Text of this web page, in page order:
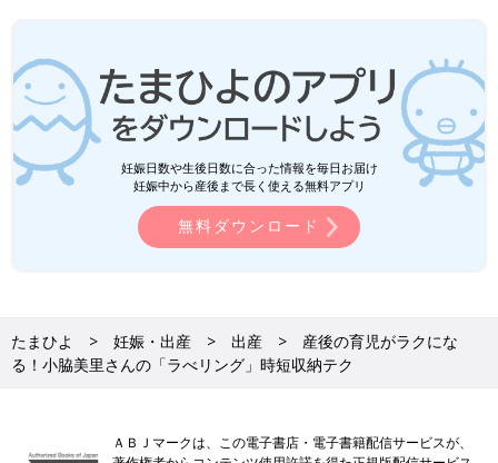
妊娠日数や生後日数に合った情報を毎日お届け
妊娠中から産後まで長く使える無料アプリ
無料ダウンロード
たまひよ 妊娠・出産 出産
産後の育児がラクにな
る！小脇美里さんの「ラべリング」時短収納テク
ＡＢＪマークは、この電子書店・電子書籍配信サービスが、